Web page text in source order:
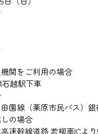
関をご利用の場合
越駅下車
田園線（栗原市民バス）
の場合
速幹線道路 若柳南ICよ